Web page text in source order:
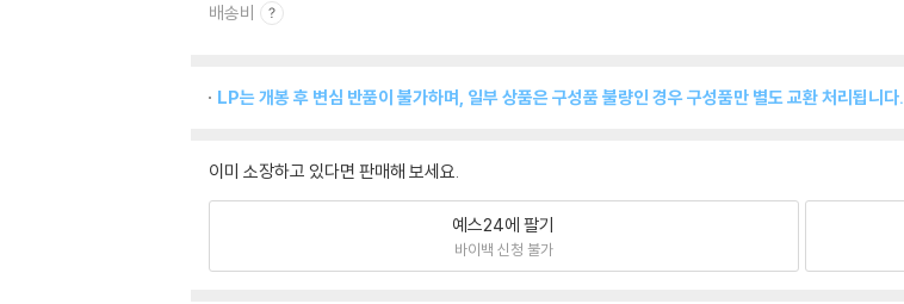
배송비
LP는 개봉 후 변심 반품이 불가하며, 일부 상품은 구성품 불량인 경우 구성품만 별도 교환 처리됩니다.
이미 소장하고 있다면 판매해 보세요.
예스24에 팔기
바이백 신청 불가